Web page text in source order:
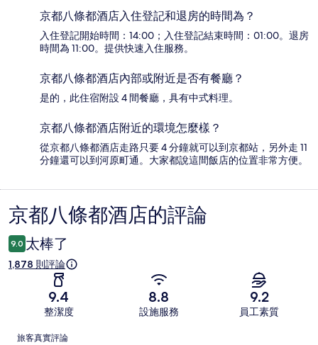
京都八條都酒店入住登記和退房的時間為？
入住登記開始時間：14:00；入住登記結束時間：01:00。退房
時間為 11:00。提供快速入住服務。
京都八條都酒店內部或附近是否有餐廳？
是的，此住宿附設 4 間餐廳，具有中式料理。
京都八條都酒店附近的環境怎麼樣？
從京都八條都酒店走路只要 4 分鐘就可以到京都站，另外走 11
分鐘還可以到河原町通。大家都說這間飯店的位置非常方便。
評
論
京都八條都酒店的評論
9.0 太棒了
1,878 則評論
9.4
整潔度
8.8
設施服務
9.2
員工素質
評
旅客真實評論